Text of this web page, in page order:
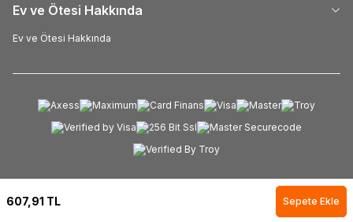
607,91 TL Sepete Ekle
Ev ve Ötesi Hakkında
Ev ve Ötesi Hakkında